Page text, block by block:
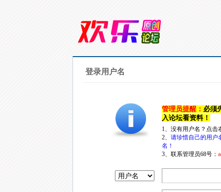
登录用户名
管理员提醒： 必须
入论坛看资料！
1、没有用户名？点
2、 请珍惜自己的用户
名！
3、联系管理员68号：